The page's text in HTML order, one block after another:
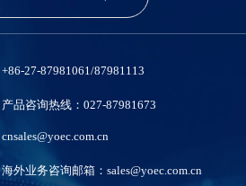
+86-27-87981061/87981113
产品咨询热线：027-87981673
cnsales@yoec.com.cn
海外业务咨询邮箱：sales@yoec.com.cn